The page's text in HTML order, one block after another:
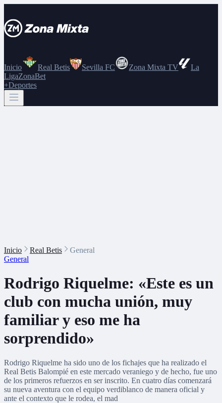
Inicio Real Betis Sevilla FC Zona Mixta TV
La
LigaZonaBet
+Deportes
Inicio Real Betis
General
General
Rodrigo Riquelme: «Este es un
club con mucha unión, muy
familiar y eso me ha
sorprendido»
Rodrigo Riquelme ha sido uno de los fichajes que ha realizado el
Real Betis Balompié en este mercado veraniego y de hecho, fue uno
de los primeros refuerzos en ser inscrito. En cuatro días comenzará
su nueva aventura con el equipo verdiblanco de manera oficial y
ante el contexto que le rodea, el mad